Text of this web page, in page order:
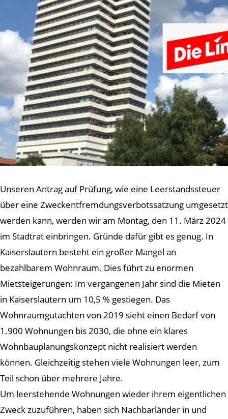
Unseren Antrag auf Prüfung, wie eine Leerstandssteuer
über eine Zweckentfremdungsverbotssatzung umgesetzt
werden kann, werden wir am Montag, den 11. März 2024
im Stadtrat einbringen. Gründe dafür gibt es genug. In
Kaiserslautern besteht ein großer Mangel an
bezahlbarem Wohnraum. Dies führt zu enormen
Mietsteigerungen: Im vergangenen Jahr sind die Mieten
in Kaiserslautern um 10,5 % gestiegen. Das
Wohnraumgutachten von 2019 sieht einen Bedarf von
1.900 Wohnungen bis 2030, die ohne ein klares
Wohnbauplanungskonzept nicht realisiert werden
können. Gleichzeitig stehen viele Wohnungen leer, zum
Teil schon über mehrere Jahre.
Um leerstehende Wohnungen wieder ihrem eigentlichen
Zweck zuzuführen, haben sich Nachbarländer in und